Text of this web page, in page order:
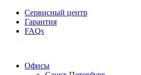
Сервисный центр
Гарантия
FAQs
Офисы